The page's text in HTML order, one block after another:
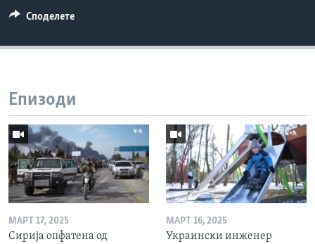
Споделете
Епизоди
МАРТ 17, 2025
Сирија опфатена од
МАРТ 16, 2025
Украински инженер